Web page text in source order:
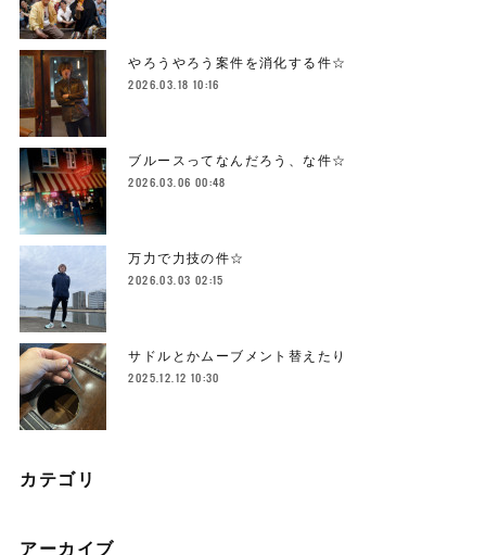
やろうやろう案件を消化する件☆
2026.03.18 10:16
ブルースってなんだろう、な件☆
2026.03.06 00:48
万力で力技の件☆
2026.03.03 02:15
サドルとかムーブメント替えたり
2025.12.12 10:30
カテゴリ
アーカイブ